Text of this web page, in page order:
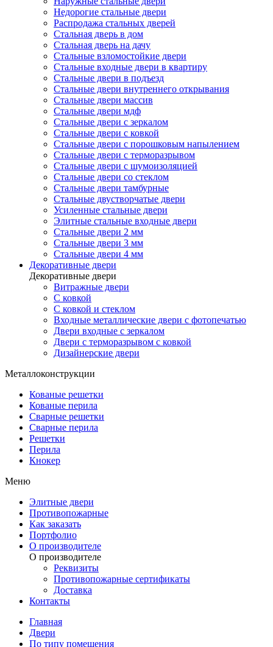
Недорогие стальные двери
Распродажа стальных дверей
Стальная дверь в дом
Стальная дверь на дачу
Стальные взломостойкие двери
Стальные входные двери в квартиру
Стальные двери в подъезд
Стальные двери внутреннего открывания
Стальные двери массив
Стальные двери мдф
Стальные двери с зеркалом
Стальные двери с ковкой
Стальные двери с порошковым напылением
Стальные двери с терморазрывом
Стальные двери с шумоизоляцией
Стальные двери со стеклом
Стальные двери тамбурные
Стальные двустворчатые двери
Усиленные стальные двери
Элитные стальные входные двери
Стальные двери 2 мм
Стальные двери 3 мм
Стальные двери 4 мм
Декоративные двери
Декоративные двери
Витражные двери
С ковкой
С ковкой и стеклом
Входные металлические двери с фотопечатью
Двери входные с зеркалом
Двери с терморазрывом с ковкой
Дизайнерские двери
Металлоконструкции
Кованые решетки
Кованые перила
Сварные решетки
Сварные перила
Решетки
Перила
Кнокер
Меню
Элитные двери
Противопожарные
Как заказать
Портфолио
О производителе
О производителе
Реквизиты
Противопожарные сертификаты
Доставка
Контакты
Главная
Двери
По типу помещения